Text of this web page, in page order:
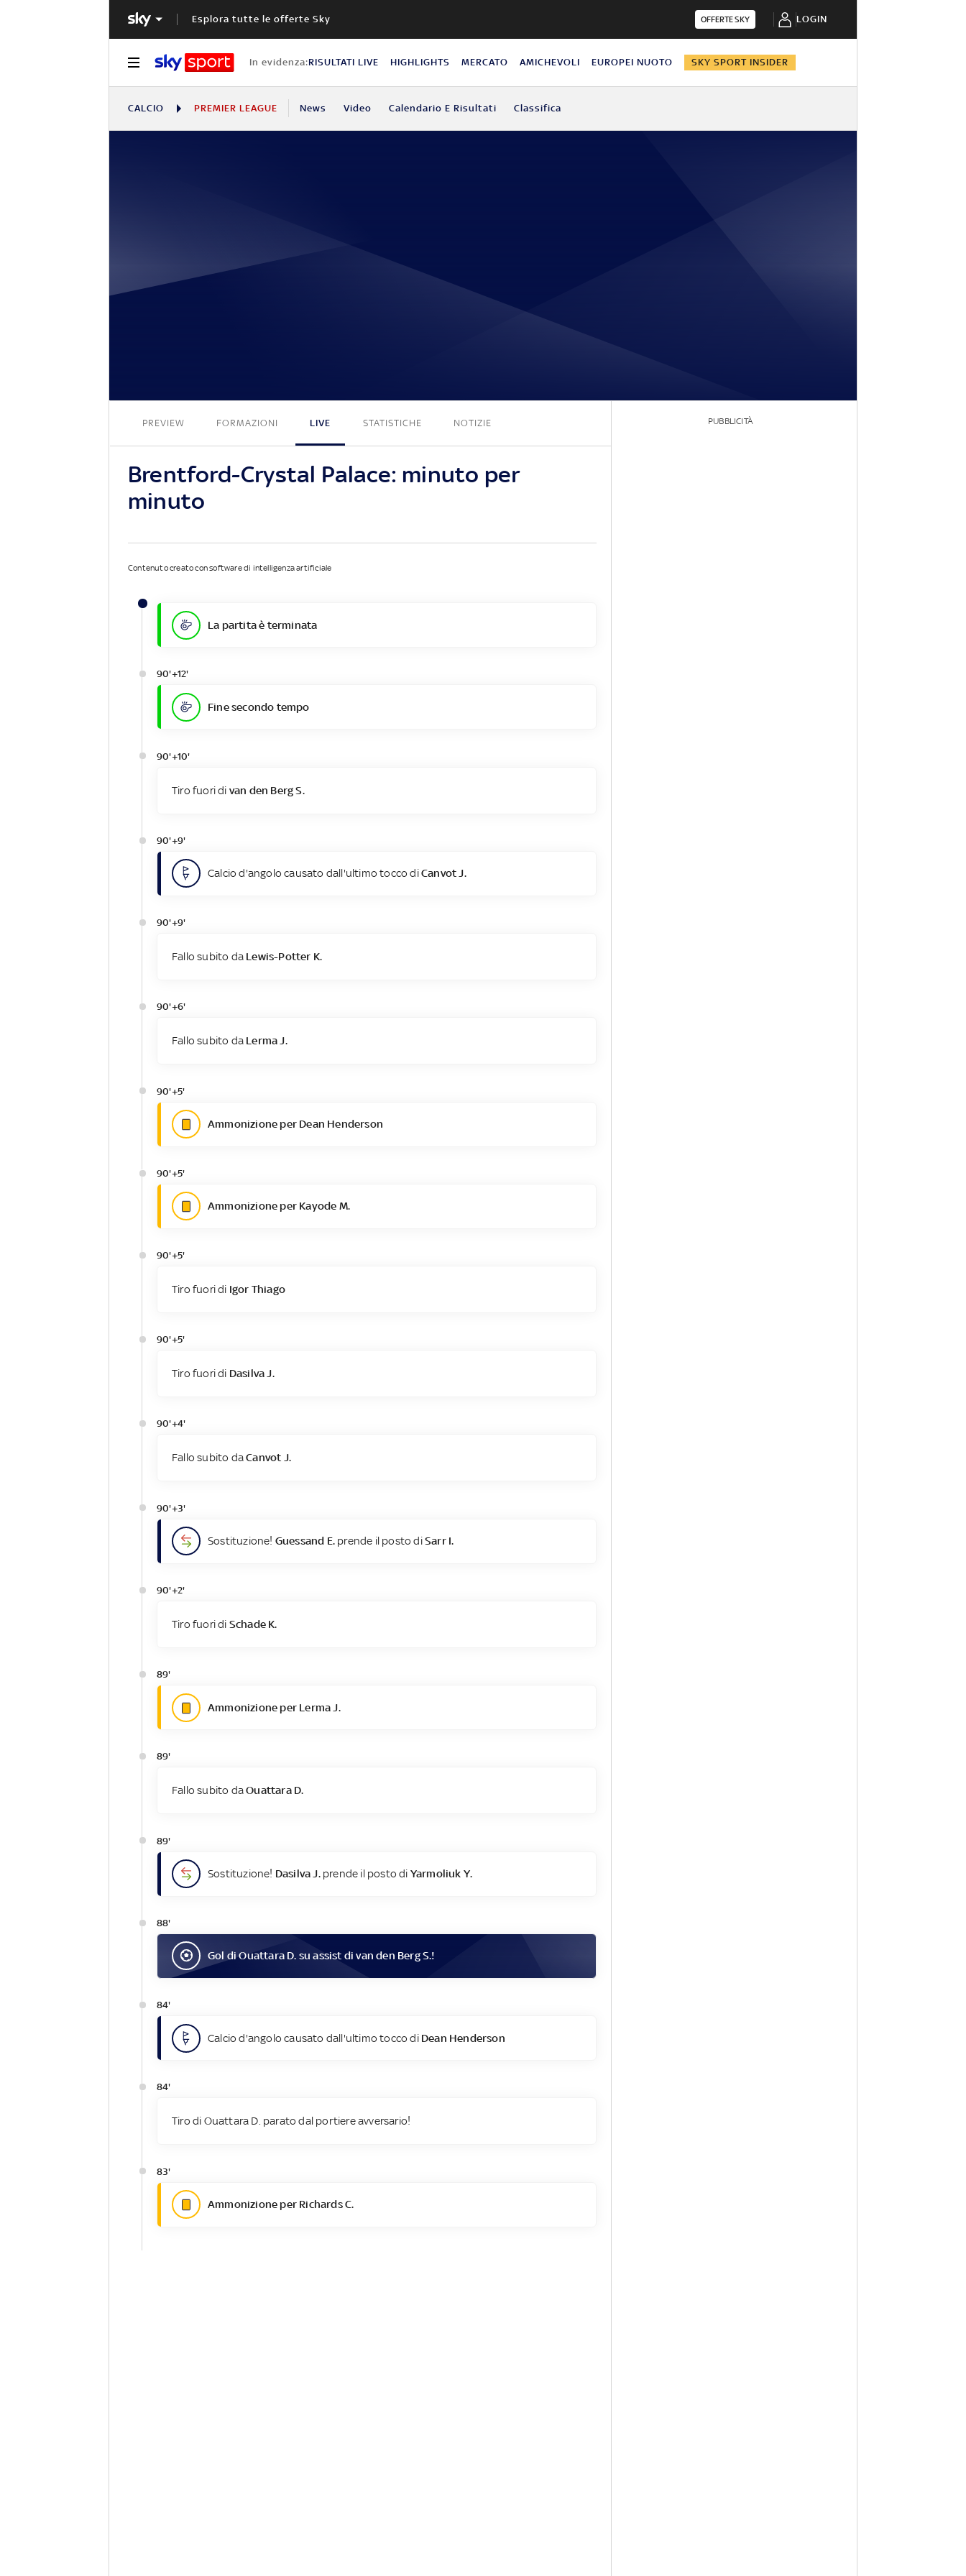
Esplora tutte le offerte Sky OFFERTE SKY LOGIN
In evidenza:RISULTATI LIVE HIGHLIGHTS MERCATO AMICHEVOLI EUROPEI NUOTO SKY SPORT INSIDER
CALCIO PREMIER LEAGUE News Video Calendario E Risultati Classifica
PREVIEW FORMAZIONI LIVE STATISTICHE NOTIZIE
Brentford-Crystal Palace: minuto per
minuto
Contenuto creato con software di intelligenza artificiale
La partita è terminata
90'+12'
Fine secondo tempo
90'+10'
Tiro fuori di van den Berg S.
90'+9'
Calcio d'angolo causato dall'ultimo tocco diCanvot J.
90'+9'
Fallo subito da Lewis-Potter K.
90'+6'
Fallo subito da Lerma J.
90'+5'
Ammonizione per Dean Henderson
90'+5'
Ammonizione per Kayode M.
90'+5'
Tiro fuori di Igor Thiago
90'+5'
Tiro fuori di Dasilva J.
90'+4'
Fallo subito daCanvot J.
90'+3'
Sostituzione! Guessand E. prende il posto diSarr I.
90'+2'
Tiro fuori di Schade K.
89'
Ammonizione per Lerma J.
89'
Fallo subito daOuattara D.
89'
Sostituzione! Dasilva J.prende il posto di Yarmoliuk Y.
88'
Gol diOuattara D. su assist divan den Berg S.!
84'
Calcio d'angolo causato dall'ultimo tocco di Dean Henderson
84'
Tiro di Ouattara D. parato dal portiere avversario!
83'
Ammonizione per Richards C.
PUBBLICITÀ